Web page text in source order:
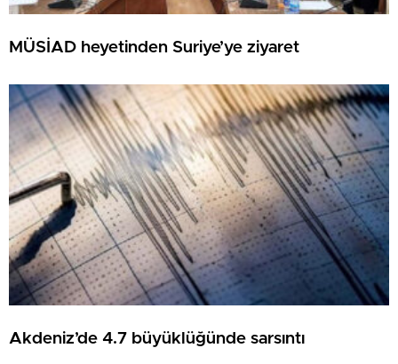
MÜSİAD heyetinden Suriye’ye ziyaret
Akdeniz’de 4.7 büyüklüğünde sarsıntı